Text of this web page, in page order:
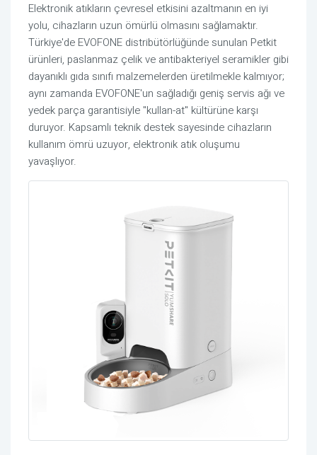
Elektronik atıkların çevresel etkisini azaltmanın en iyi
yolu, cihazların uzun ömürlü olmasını sağlamaktır.
Türkiye'de EVOFONE distribütörlüğünde sunulan Petkit
ürünleri, paslanmaz çelik ve antibakteriyel seramikler gibi
dayanıklı gıda sınıfı malzemelerden üretilmekle kalmıyor;
aynı zamanda EVOFONE'un sağladığı geniş servis ağı ve
yedek parça garantisiyle "kullan-at" kültürüne karşı
duruyor. Kapsamlı teknik destek sayesinde cihazların
kullanım ömrü uzuyor, elektronik atık oluşumu
yavaşlıyor.